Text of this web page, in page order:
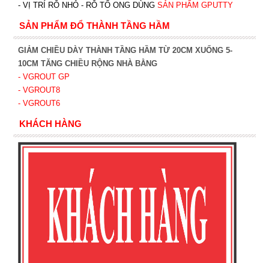
- VỊ TRÍ RỖ NHỎ - RỖ TỔ ONG DÙNG SẢN PHẨM GPUTTY
SẢN PHẨM ĐỔ THÀNH TẦNG HẦM
GIẢM CHIỀU DÀY THÀNH TẦNG HẦM TỪ 20CM XUỐNG 5-
10CM TĂNG CHIỀU RỘNG NHÀ BẰNG
- VGROUT GP
- VGROUT8
- VGROUT6
KHÁCH HÀNG